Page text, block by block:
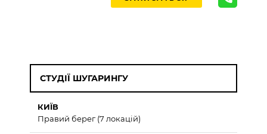
СТУДІЇ ШУГАРИНГУ
КИЇВ
Правий берег (7 локацій)